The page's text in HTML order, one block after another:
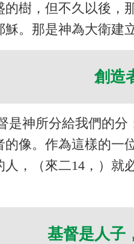
樹，但不久以後，
。那是神為大衛建
創造
是神所分給我們的
像。作為這樣的
，（來二14，）
基督是人子